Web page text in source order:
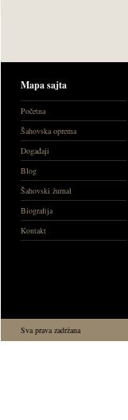
Mapa sajta
Početna
Šahovska oprema
Događaji
Blog
Šahovski žurnal
Biografija
Kontakt
Sva prava zadržana